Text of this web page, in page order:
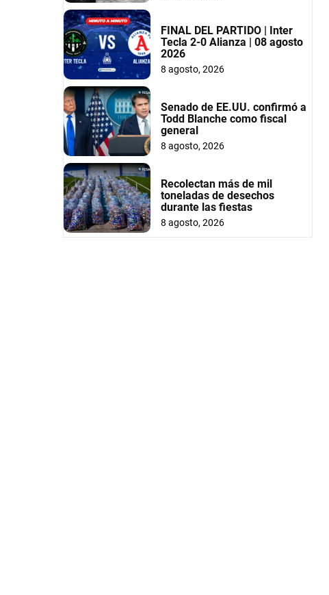
FINAL DEL PARTIDO | Inter
Tecla 2-0 Alianza | 08 agosto
2026
8 agosto, 2026
Senado de EE.UU. confirmó a
Todd Blanche como fiscal
general
8 agosto, 2026
Recolectan más de mil
toneladas de desechos
durante las fiestas
8 agosto, 2026